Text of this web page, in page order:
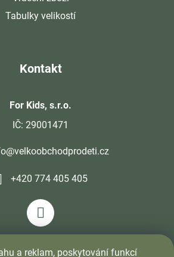
a reklam, poskytování funkcí
Tabulky velikostí
Kontakt
For Kids, s.r.o.
IČ: 29001471
+420 774 405 405